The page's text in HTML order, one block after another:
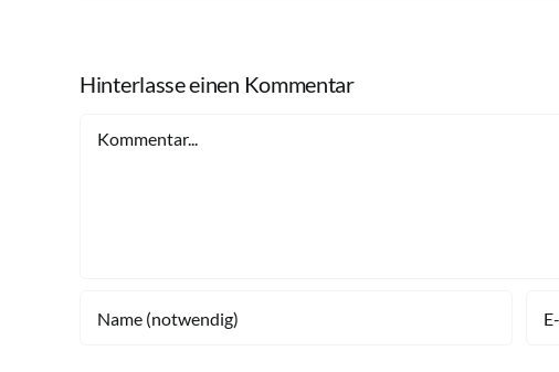
Hinterlasse einen Kommentar
Kommentar